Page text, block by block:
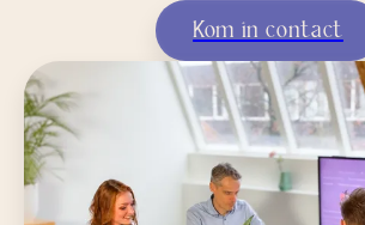
Kom in contact